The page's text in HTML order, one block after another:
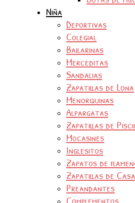
Niña
Deportivas
Colegial
Bailarinas
Merceditas
Sandalias
Zapatillas de Lona
Menorquinas
Alpargatas
Zapatillas de
Mocasines
Inglesitos
Zapatos de
Zapatillas de Casa
Preandantes
Complementos